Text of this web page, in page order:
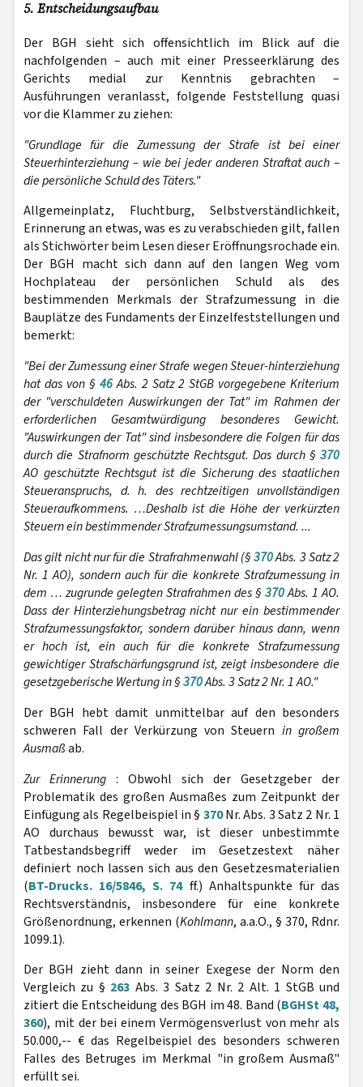
5. Entscheidungsaufbau
Der BGH sieht sich offensichtlich im Blick auf die
nachfolgenden – auch mit einer Presseerklärung des
Gerichts medial zur Kenntnis gebrachten –
Ausführungen veranlasst, folgende Feststellung quasi
vor die Klammer zu ziehen:
"Grundlage für die Zumessung der Strafe ist bei einer
Steuerhinterziehung – wie bei jeder anderen Straftat auch –
die persönliche Schuld des Täters."
Allgemeinplatz, Fluchtburg, Selbstverständlichkeit,
Erinnerung an etwas, was es zu verabschieden gilt, fallen
als Stichwörter beim Lesen dieser Eröffnungsrochade ein.
Der BGH macht sich dann auf den langen Weg vom
Hochplateau der persönlichen Schuld als des
bestimmenden Merkmals der Strafzumessung in die
Bauplätze des Fundaments der Einzelfeststellungen und
bemerkt:
"Bei der Zumessung einer Strafe wegen Steuer-hinterziehung
hat das von § 46Abs. 2 Satz 2 StGB vorgegebene Kriterium
der "verschuldeten Auswirkungen der Tat" im Rahmen der
erforderlichen Gesamtwürdigung besonderes Gewicht.
"Auswirkungen der Tat" sind insbesondere die Folgen für das
durch die Strafnorm geschützte Rechtsgut. Das durch § 370
AO geschützte Rechtsgut ist die Sicherung des staatlichen
Steueranspruchs, d. h. des rechtzeitigen unvollständigen
Steueraufkommens. …Deshalb ist die Höhe der verkürzten
Steuern ein bestimmender Strafzumessungsumstand. ...
Das gilt nicht nur für die Strafrahmenwahl (§370Abs. 3 Satz 2
Nr. 1 AO), sondern auch für die konkrete Strafzumessung in
dem … zugrunde gelegten Strafrahmen des § 370Abs. 1 AO.
Dass der Hinterziehungsbetrag nicht nur ein bestimmender
Strafzumessungsfaktor, sondern darüber hinaus dann, wenn
er hoch ist, ein auch für die konkrete Strafzumessung
gewichtiger Strafschärfungsgrund ist, zeigt insbesondere die
gesetzgeberische Wertung in §370Abs. 3 Satz 2 Nr. 1 AO."
Der BGH hebt damit unmittelbar auf den besonders
schweren Fall der Verkürzung von Steuern in großem
Ausmaßab.
Zur Erinnerung : Obwohl sich der Gesetzgeber der
Problematik des großen Ausmaßes zum Zeitpunkt der
Einfügung als Regelbeispiel in § 370Nr. Abs. 3 Satz 2 Nr. 1
AO durchaus bewusst war, ist dieser unbestimmte
Tatbestandsbegriff weder im Gesetzestext näher
definiert noch lassen sich aus den Gesetzesmaterialien
(BT-Drucks. 16/5846, S. 74ff.) Anhaltspunkte für das
Rechtsverständnis, insbesondere für eine konkrete
Größenordnung, erkennen (Kohlmann, a.a.O., § 370, Rdnr.
1099.1).
Der BGH zieht dann in seiner Exegese der Norm den
Vergleich zu § 263 Abs. 3 Satz 2 Nr. 2 Alt. 1 StGB und
zitiert die Entscheidung des BGH im 48. Band (BGHSt 48,
360), mit der bei einem Vermögensverlust von mehr als
50.000,-- € das Regelbeispiel des besonders schweren
Falles des Betruges im Merkmal "in großem Ausmaß"
erfüllt sei.